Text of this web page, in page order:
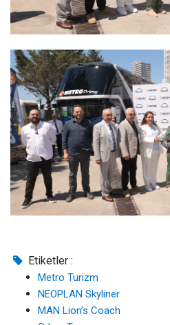
Etiketler :
Metro Turizm
NEOPLAN Skyliner
MAN Lion’s Coach